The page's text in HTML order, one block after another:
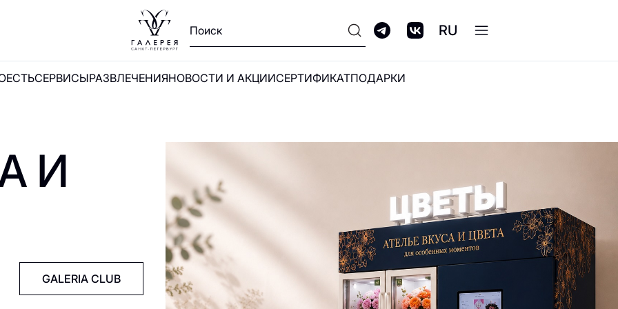
RU
СЕРВИСЫРАЗВЛЕЧЕНИЯНОВОСТИ И АКЦИИСЕРТИФИКАТПОДАРКИ
ЛОЯЛЬНОСТИ GALERIA
И
GALERIA CLUB